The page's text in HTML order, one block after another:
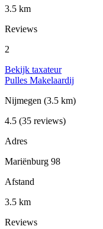
3.5 km
Reviews
2
Bekijk taxateur
Pulles Makelaardij
Nijmegen (3.5 km)
4.5 (35 reviews)
Adres
Mariënburg 98
Afstand
3.5 km
Reviews